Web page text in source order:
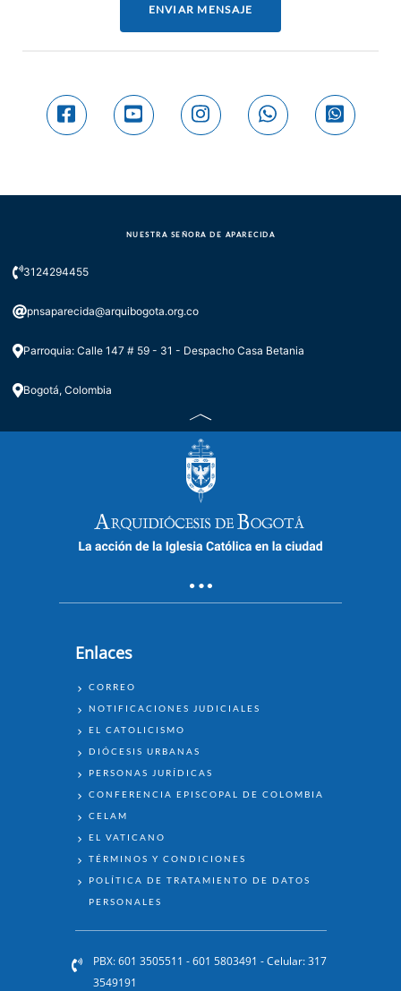
ENVIAR MENSAJE
NUESTRA SEÑORA DE APARECIDA
3124294455
pnsaparecida@arquibogota.org.co
Parroquia: Calle 147 # 59 - 31 - Despacho Casa Betania
Bogotá, Colombia
Enlaces
ENLACES
CORREO
NOTIFICACIONES JUDICIALES
EL CATOLICISMO
DIÓCESIS URBANAS
PERSONAS JURÍDICAS
CONFERENCIA EPISCOPAL DE COLOMBIA
CELAM
EL VATICANO
TÉRMINOS Y CONDICIONES
POLÍTICA DE TRATAMIENTO DE DATOS
PERSONALES
PBX: 601 3505511 - 601 5803491 - Celular: 317
3549191